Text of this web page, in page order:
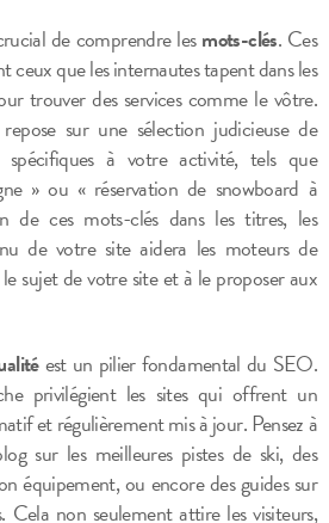
de comprendre lesmots-clés. Ces
ceux que les internautes tapent dans les
trouver des services comme le vôtre.
sur une sélection judicieuse de
à votre activité, tels que
» ou « réservation de snowboard à
de ces mots-clés dans les titres, les
de votre site aidera les moteurs de
sujet de votre site et à le proposer aux
est un pilier fondamental du SEO.
privilégient les sites qui offrent un
et régulièrement mis à jour. Pensez à
sur les meilleures pistes de ski, des
équipement, ou encore des guides sur
Cela non seulement attire les visiteurs,